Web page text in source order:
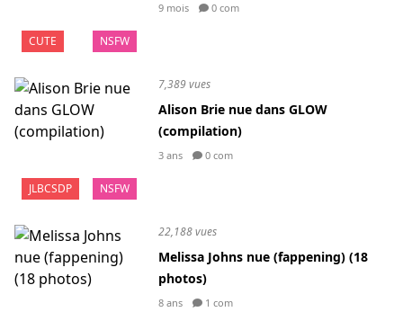
CUTE NSFW
9 mois 0 com
JLBCSDP NSFW
7,389 vues
Alison Brie nue dans GLOW
(compilation)
3 ans 0 com
22,188 vues
Melissa Johns nue (fappening) (18
photos)
8 ans 1 com